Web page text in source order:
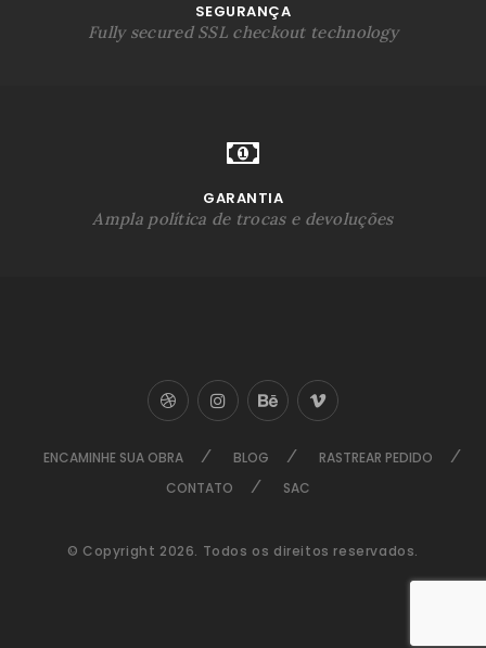
SEGURANÇA
Fully secured SSL checkout technology
GARANTIA
Ampla política de trocas e devoluções
ENCAMINHE SUA OBRA BLOG
RASTREAR PEDIDO
CONTATO
SAC
© Copyright 2026. Todos os direitos reservados.